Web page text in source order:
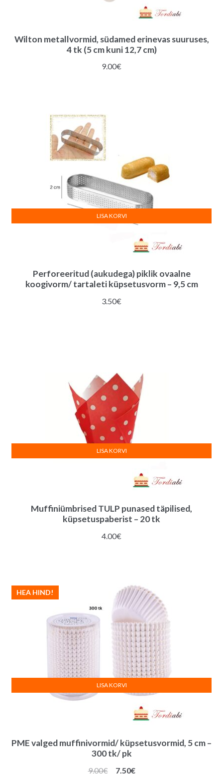
Wilton metallvormid, südamed erinevas suuruses,
4 tk (5 cm kuni 12,7 cm)
9.00€
Perforeeritud (aukudega) piklik ovaalne
koogivorm/ tartaleti küpsetusvorm – 9,5 cm
3.50€
LISA KORVI
Muffiniümbrised TULP punased täpilised,
küpsetuspaberist – 20 tk
4.00€
LISA KORVI
PME valged muffinivormid/ küpsetusvormid, 5 cm –
300 tk/ pk
HEA HIND!
9.00€
Algne
7.50€Praegune
LISA KORVI